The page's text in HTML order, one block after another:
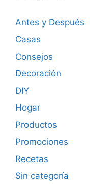
Antes y Después
Casas
Consejos
Decoración
DIY
Hogar
Productos
Promociones
Recetas
Sin categoría